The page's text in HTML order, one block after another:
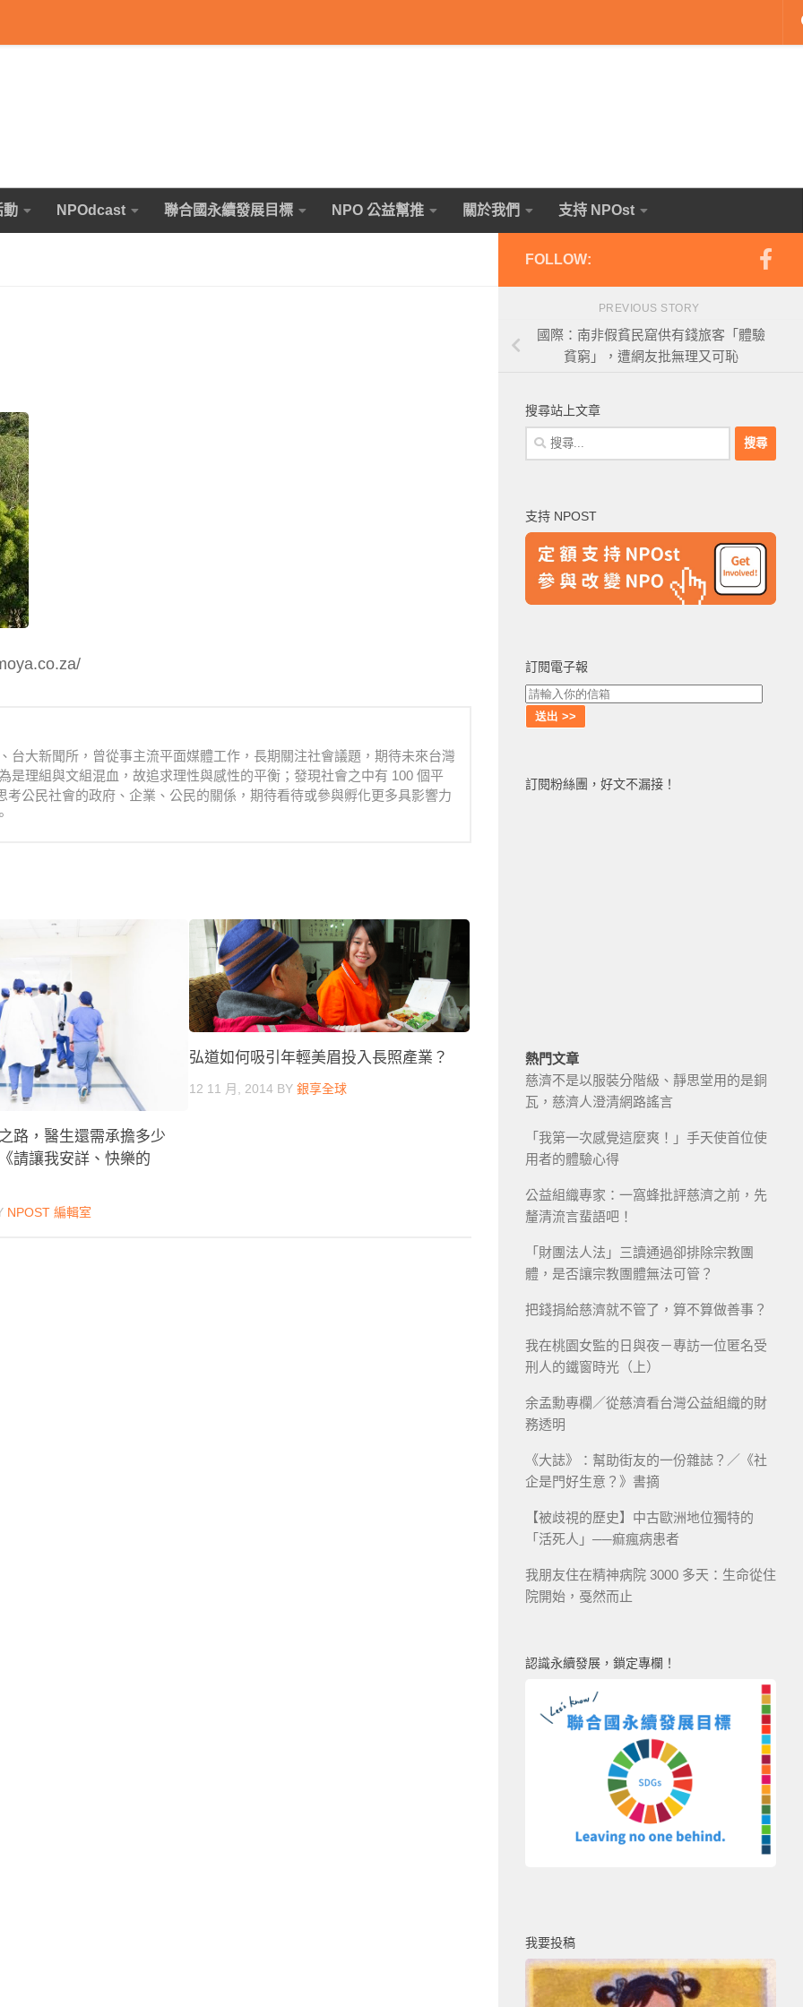
動 NPOdcast 聯合國永續發展目標 NPO 公益幫推 關於我們 支持 NPOst
台大新聞所，曾從事主流平面媒體工作，長期關注社會議題，期待未來台灣
是理組與文組混血，故追求理性與感性的平衡；發現社會之中有 100 個平
公民社會的政府、企業、公民的關係，期待看待或參與孵化更多具影響力
路，醫生還需承擔多少
請讓我安詳、快樂的
NPOST 編輯室
弘道如何吸引年輕美眉投入長照產業？
12 11 月, 2014BY 銀享全球
FOLLOW:
PREVIOUS STORY
國際：南非假貧民窟供有錢旅客「體驗
貧窮」，遭網友批無理又可恥
搜尋站上文章
搜
尋
字:
支持 NPOST
訂閱電子報
訂閱粉絲團，好文不漏接！
熱門文章
慈濟不是以服裝分階級、靜思堂用的是銅
瓦，慈濟人澄清網路謠言
「我第一次感覺這麼爽！」手天使首位使
用者的體驗心得
公益組織專家：一窩蜂批評慈濟之前，先
釐清流言蜚語吧！
「財團法人法」三讀通過卻排除宗教團
體，是否讓宗教團體無法可管？
把錢捐給慈濟就不管了，算不算做善事？
我在桃園女監的日與夜－專訪一位匿名受
刑人的鐵窗時光（上）
余孟勳專欄／從慈濟看台灣公益組織的財
務透明
《大誌》：幫助街友的一份雜誌？／《社
企是門好生意？》書摘
【被歧視的歷史】中古歐洲地位獨特的
「活死人」──痲瘋病患者
我朋友住在精神病院 3000 多天：生命從住
院開始，戞然而止
認識永續發展，鎖定專欄！
我要投稿